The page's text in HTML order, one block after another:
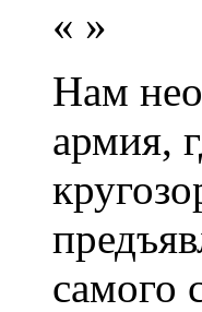
« »
Нам
армия,
самого